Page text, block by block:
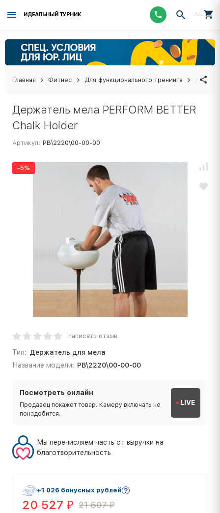
ИДЕАЛЬНЫЙ ТУРНИК ---
Главная Фитнес Для функционального тренинга
Держатель мела PERFORM BETTER
Chalk Holder
Артикул: PB\2220\00-00-00
-5%
Написать отзыв
Тип: Держатель для мела
Название модели: PB\2220\00-00-00
Посмотреть онлайн
Продавец покажет товар. Камеру включать не
понадобится.
LIVE
Мы перечисляем часть от выручки на
благотворительность
+1 026 бонусных рублей
20 527 ₽ 21 607₽